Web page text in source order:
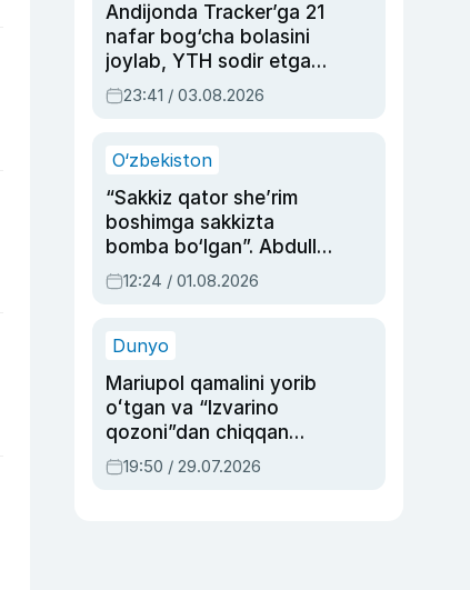
Andijonda Tracker’ga 21
nafar bog‘cha bolasini
joylab, YTH sodir etgan
ayolga sud hukmi o‘qildi
23:41 / 03.08.2026
O‘zbekiston
“Sakkiz qator she’rim
boshimga sakkizta
bomba bo‘lgan”. Abdulla
Oripovni siyosiy
ayblovlardan asrab
12:24 / 01.08.2026
Dunyo
Mariupol qamalini yorib
oʻtgan va “Izvarino
qozoni”dan chiqqan
qahramon — Ukraina
armiyasi bosh
19:50 / 29.07.2026